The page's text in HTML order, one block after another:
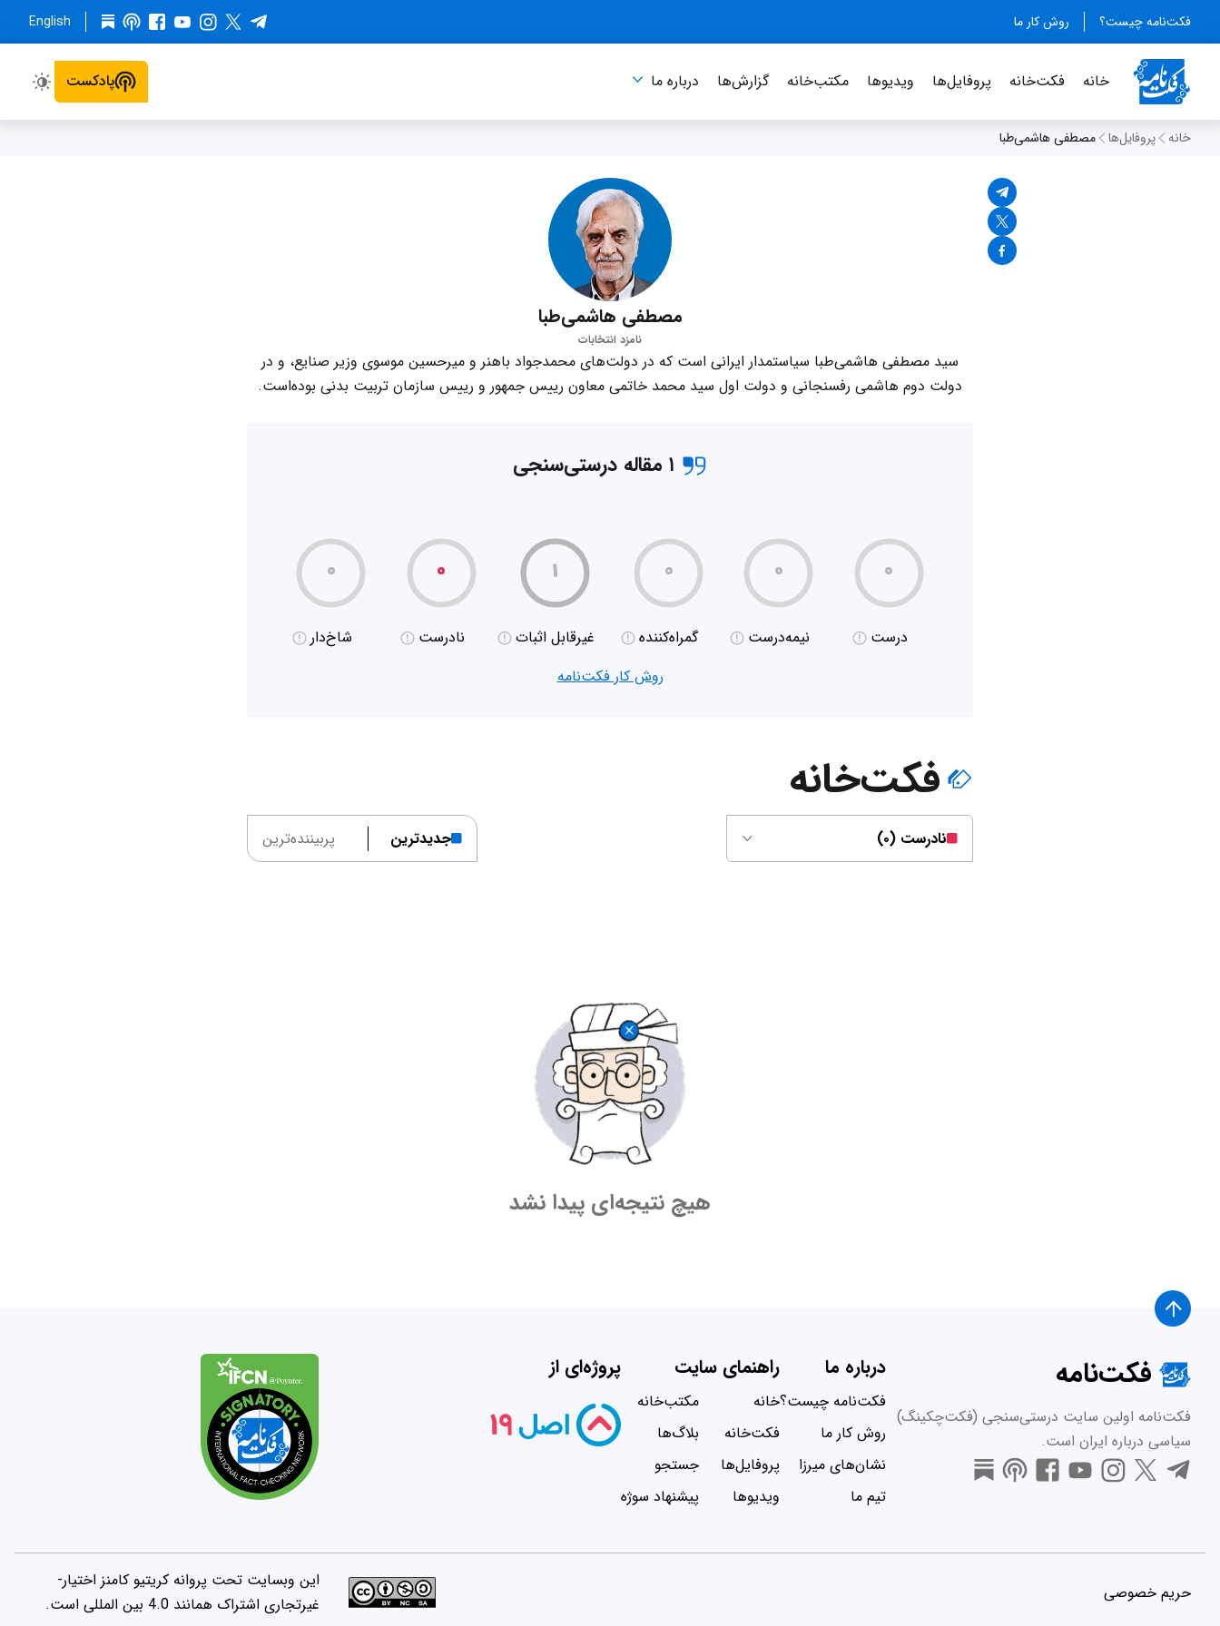
فکت‌نامه چیست؟ روش کار ما English
خانه فکت‌خانه پروفایل‌ها ویدیو‌ها مکتب‌خانه گزارش‌ها درباره‌ ما پادکست
خانه پروفایل‌ها مصطفی هاشمی‌طبا
مصطفی هاشمی‌طبا
نامزد انتخابات
سید مصطفی هاشمی‌طبا سیاستمدار ایرانی است که در دولت‌های محمدجواد باهنر و میرحسین موسوی وزیر صنایع، و در
دولت دوم هاشمی رفسنجانی و دولت اول سید محمد خاتمی معاون رییس جمهور و رییس سازمان تربیت بدنی بوده‌است.
۱ مقاله درستی‌سنجی
۰
درست
۰
نیمه‌درست
۰
گمراه‌کننده
۱
غیر‌قابل اثبات
۰
نادرست
۰
شاخ‌دار
روش کار فکت‌نامه
فکت‌خانه
نادرست (۰) جدیدترین پربیننده‌ترین
هیچ نتیجه‌ای پیدا نشد
فکت‌نامه
فکت‌نامه اولین سایت درستی‌سنجی (فکت‌چکینگ)
سیاسی درباره ایران است.
درباره ما
فکت‌نامه چیست؟
روش کار ما
نشان‌های میرزا
تیم ما
راهنمای سایت
خانه
فکت‌خانه
پروفایل‌ها
ویدیو‌ها
مکتب‌خانه
بلاگ‌ها
جستجو
پیشنهاد سوژه
پروژه‌ای از
حریم خصوصی
این وبسایت تحت پروانه کریتیو کامنز اختیار-
غیرتجاری اشتراک همانند 4.0 بین المللی است.